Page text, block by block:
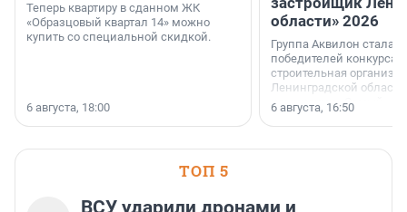
Теперь квартиру в сданном ЖК
«Образцовый квартал 14» можно
купить со специальной скидкой.
6 августа, 18:00
области» 2026
Группа Аквилон стала
победителей конкурса
строительная
Ленинградской области
номинации «Самый
застройщик
области».
6 августа, 16:50
ТОП 5
ВСУ ударили дронами и